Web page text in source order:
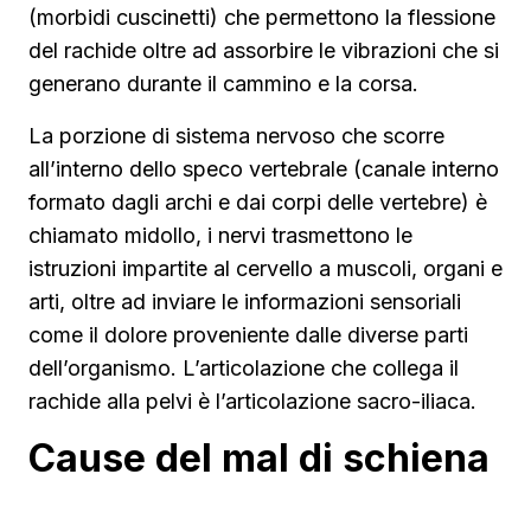
(morbidi cuscinetti) che permettono la flessione
del rachide oltre ad assorbire le vibrazioni che si
generano durante il cammino e la corsa.
La porzione di sistema nervoso che scorre
all’interno dello speco vertebrale (canale interno
formato dagli archi e dai corpi delle vertebre) è
chiamato midollo, i nervi trasmettono le
istruzioni impartite al cervello a muscoli, organi e
arti, oltre ad inviare le informazioni sensoriali
come il dolore proveniente dalle diverse parti
dell’organismo. L’articolazione che collega il
rachide alla pelvi è l’articolazione sacro-iliaca.
Cause del mal di schiena